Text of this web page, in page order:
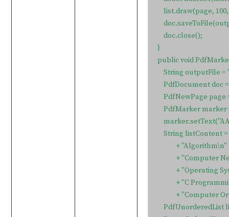
list.draw(page,
    doc.close();
}
public void
String
PdfDocument doc
PdfNewPage page
PdfMarker
String
            + "Algorithm\n"
+
+ "Operating
+ "C
+
PdfUnorderedList